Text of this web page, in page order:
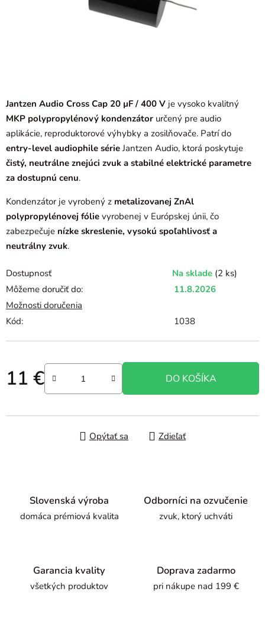
Jantzen Audio Cross Cap 20 µF / 400 V je vysoko kvalitný
MKP polypropylénový kondenzátor určený pre audio
aplikácie, reproduktorové výhybky a zosilňovače. Patrí do
entry-level audiophile série Jantzen Audio, ktorá poskytuje
čistý, neutrálne znejúci zvuk a stabilné elektrické parametre
za dostupnú cenu.
Kondenzátor je vyrobený z metalizovanej ZnAl
polypropylénovej fólie vyrobenej v Európskej únii, čo
zabezpečuje nízke skreslenie, vysokú spoľahlivosť a
neutrálny zvuk.
Dostupnosť Na sklade (2 ks)
Môžeme doručiť do:
11.8.2026
Možnosti doručenia
Kód:
1038
11 €
Jednotková cena:
DO KOŠÍKA
Opýtať sa Zdieľať
Slovenská výroba
domáca prémiová kvalita
Odborníci na ozvučenie
zvuk, ktorý uchváti
Garancia kvality
všetkých produktov
Doprava zadarmo
pri nákupe nad 199 €